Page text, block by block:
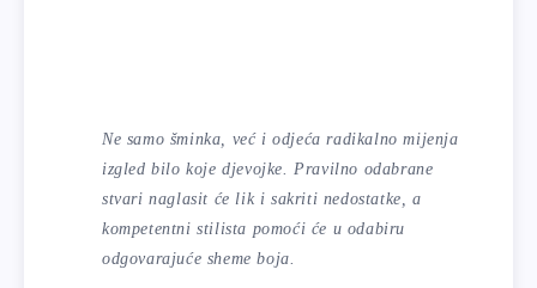
Ne samo šminka, već i odjeća radikalno mijenja
izgled bilo koje djevojke. Pravilno odabrane
stvari naglasit će lik i sakriti nedostatke, a
kompetentni stilista pomoći će u odabiru
odgovarajuće sheme boja.